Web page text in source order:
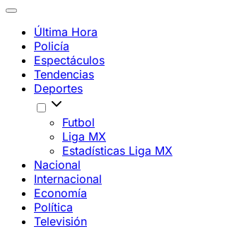
Última Hora
Policía
Espectáculos
Tendencias
Deportes
Futbol
Liga MX
Estadísticas Liga MX
Nacional
Internacional
Economía
Política
Televisión